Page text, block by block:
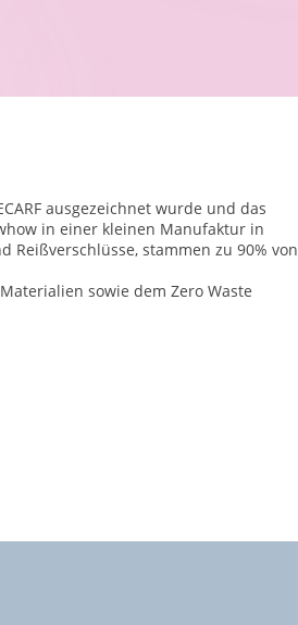
ausgezeichnet wurde und das
in einer kleinen Manufaktur in
stammen zu 90% von
sowie dem Zero Waste